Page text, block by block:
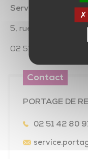
Service de portage
5, rue du Dr
02 51 42 80 97
Contact
PORTAGE DE
02 51 42 80